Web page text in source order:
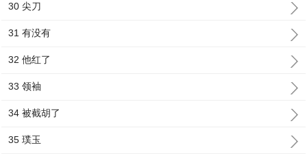
30 尖刀
31 有没有
32 他红了
33 领袖
34 被截胡了
35 璞玉